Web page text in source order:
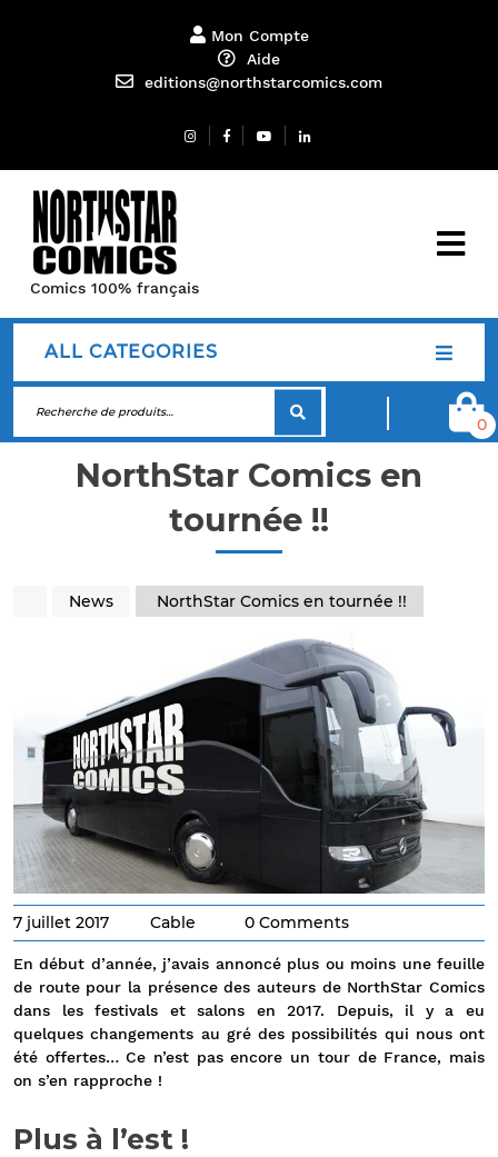
Mon Compte
Aide
editions@northstarcomics.com
Comics 100% français
ALL CATEGORIES
0
NorthStar Comics en
tournée !!
News NorthStar Comics en tournée !!
7 juillet 2017 Cable 0 Comments
En début d’année, j’avais annoncé plus ou moins une feuille
de route pour la présence des auteurs de NorthStar Comics
dans les festivals et salons en 2017. Depuis, il y a eu
quelques changements au gré des possibilités qui nous ont
été offertes… Ce n’est pas encore un tour de France, mais
on s’en rapproche !
Plus à l’est !